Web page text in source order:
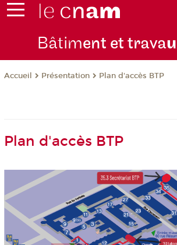
Bâtiment et trava
Accueil Présentation Plan d'accès BTP
Plan d'accès BTP